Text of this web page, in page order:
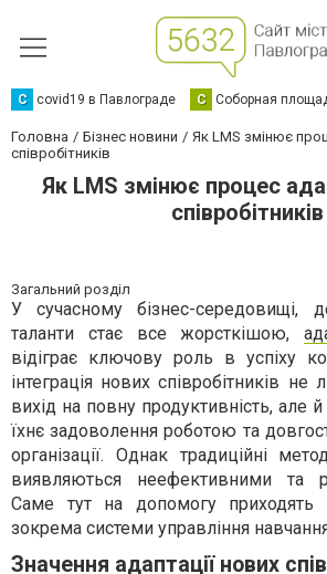
C covid19 в Павлограде С Соборная
Головна Бізнес новини
Як LMS змінює
співробітників
Як LMS змінює процес
співробітників
Загальний розділ
У сучасному бізнес-середовищі,
таланти стає все жорсткішою,
відіграє ключову роль в успіху
інтеграція нових співробітників
вихід на повну продуктивність, але
їхнє задоволення роботою та
організації. Однак традиційні
виявляються неефективними та
Саме тут на допомогу приходять
зокрема системи управління
Значення адаптації нових